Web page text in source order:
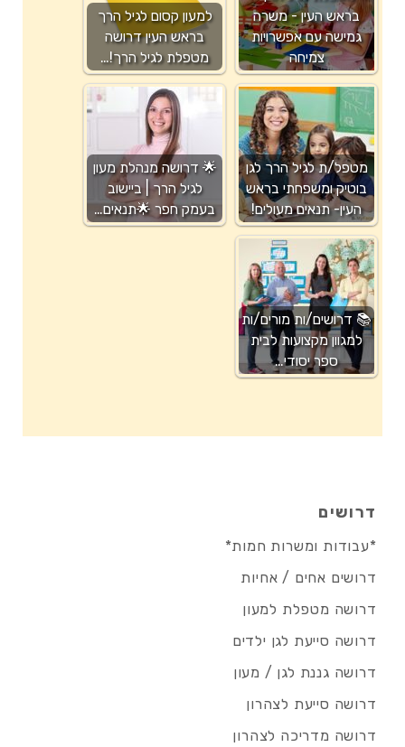
בראש העין - משרה
גמישה עם אפשרויות
צמיחה
למעון קסום לגיל הרך
בראש העין דרושה
מטפלת לגיל הרך!…
מטפל/ת לגיל הרך לגן
בוטיק ומשפחתי בראש
העין- תנאים מעולים!
🌟 דרושה מנהלת מעון
לגיל הרך | ביישוב
בעמק חפר 🌟תנאים…
📚 דרושים/ות מורים/ות
למגוון מקצועות לבית
ספר יסודי…
דרושים
*עבודות ומשרות חמות*
דרושים אחים / אחיות
דרושה מטפלת למעון
דרושה סייעת לגן ילדים
דרושה גננת לגן / מעון
דרושה סייעת לצהרון
דרושה מדריכה לצהרון